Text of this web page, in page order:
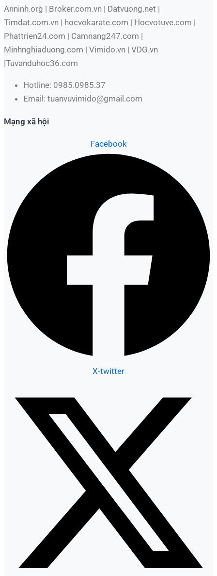
Anninh.org | Broker.com.vn | Datvuong.net |
Timdat.com.vn | hocvokarate.com | Hocvotuve.com |
Phattrien24.com | Camnang247.com |
Minhnghiaduong.com | Vimido.vn | VDG.vn
|Tuvanduhoc36.com
Hotline: 0985.0985.37
Email: tuanvuvimido@gmail.com
Mạng xã hội
Facebook
X-twitter